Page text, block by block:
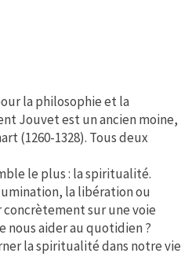
la philosophie et la
Jouvet est un ancien moine,
(1260-1328). Tous deux
le plus : la spiritualité.
la libération ou
concrètement sur une voie
nous aider au quotidien ?
la spiritualité dans notre vie